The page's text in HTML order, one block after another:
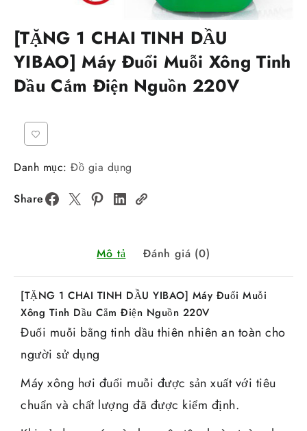
[TẶNG 1 CHAI TINH DẦU
YIBAO] Máy Đuổi Muỗi Xông Tinh
Dầu Cắm Điện Nguồn 220V
Danh mục: Đồ gia dụng
Share
Mô tả Đánh giá (0)
[TẶNG 1 CHAI TINH DẦU YIBAO] Máy Đuổi Muỗi
Xông Tinh Dầu Cắm Điện Nguồn 220V
Đuổi muỗi bằng tinh dầu thiên nhiên an toàn cho
người sử dụng
Máy xông hơi đuổi muỗi được sản xuất với tiêu
chuẩn và chất lượng đã được kiểm định.